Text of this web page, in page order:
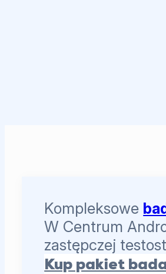
Kompleksowe
W Centrum
zastępczej
Kup pakiet